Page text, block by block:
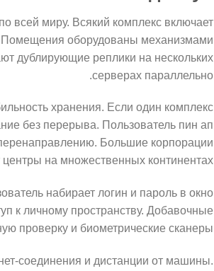
всей миру. Всякий комплекс включает
оборудованы механизмами
дублирующие реплики на нескольких
серверах параллельно.
хранения. Если один комплекс
без перерыва. Пользователь пин ап
Большие корпорации
центры на множественных континентах.
набирает логин и пароль в окно
к личному пространству. Добавочные
проверку и биометрические сканеры.
соединения и дистанции от машины.